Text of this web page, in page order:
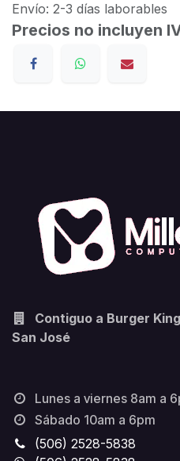
Envío: 2-3 días laborables
Precios no incluyen
Contiguo a Burger
San José
Lunes a viernes 8am a
Sábado 10am a 6pm
(506) 2528-5838